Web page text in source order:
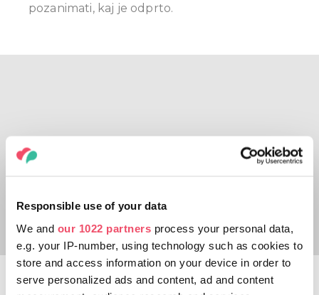
Responsible use of your data
We and our 1022 partners process your personal data,
e.g. your IP-number, using technology such as cookies to
store and access information on your device in order to
serve personalized ads and content, ad and content
pozanimati, kaj je odprto.
Hortobaški park za divjad